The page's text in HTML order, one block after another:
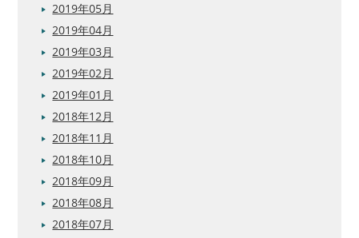
2019年05月
2019年04月
2019年03月
2019年02月
2019年01月
2018年12月
2018年11月
2018年10月
2018年09月
2018年08月
2018年07月